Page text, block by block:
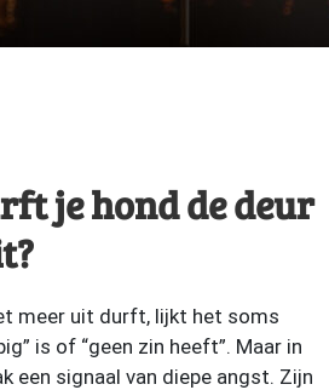
je hond de deur
meer uit durft, lijkt het soms
is of “geen zin heeft”. Maar in
een signaal van diepe angst. Zijn